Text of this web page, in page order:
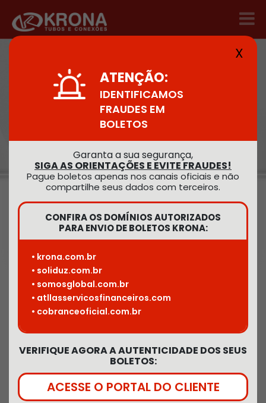
PRODUTOS/ ELÉTRICA: QUADRO DE DISTRIBUIÇÃO
Elétrica
Encontre o
produto desejado
Filtros
Quadro de Distribuição
X
ATENÇÃO:
IDENTIFICAMOS
FRAUDES EM
BOLETOS
Garanta a sua segurança,
SIGA AS ORIENTAÇÕES E EVITE FRAUDES!
Pague boletos apenas nos canais oficiais e não
compartilhe seus dados com terceiros.
CONFIRA OS DOMÍNIOS AUTORIZADOS
PARA ENVIO DE BOLETOS KRONA:
• krona.com.br
• soliduz.com.br
• somosglobal.com.br
• atllasservicosfinanceiros.com
• cobranceoficial.com.br
VERIFIQUE AGORA A AUTENTICIDADE DOS SEUS
BOLETOS:
ACESSE O PORTAL DO CLIENTE